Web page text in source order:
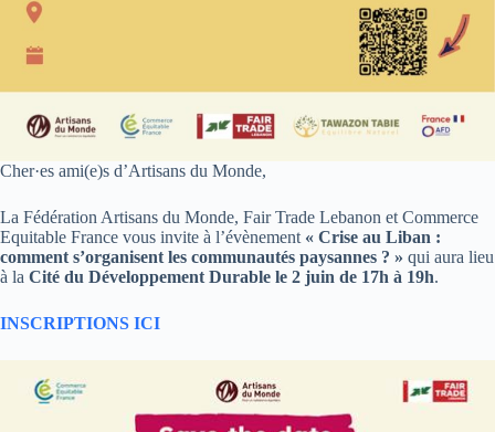
Cher·es ami(e)s d’Artisans du Monde,
La Fédération Artisans du Monde, Fair Trade Lebanon et Commerce
Equitable France vous invite à l’évènement « Crise au Liban :
comment s’organisent les communautés paysannes ? » qui aura lieu
à la Cité du Développement Durable le 2 juin de 17h à 19h.
INSCRIPTIONS ICI